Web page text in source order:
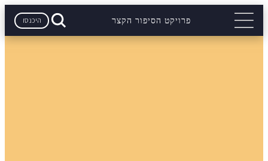
פרויקט הסיפור הקצר היכנסו